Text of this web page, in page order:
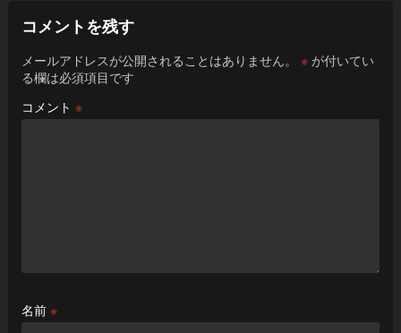
コメントを残す
メールアドレスが公開されることはありません。 ※が付いてい
る欄は必須項目です
コメント ※
名前 ※